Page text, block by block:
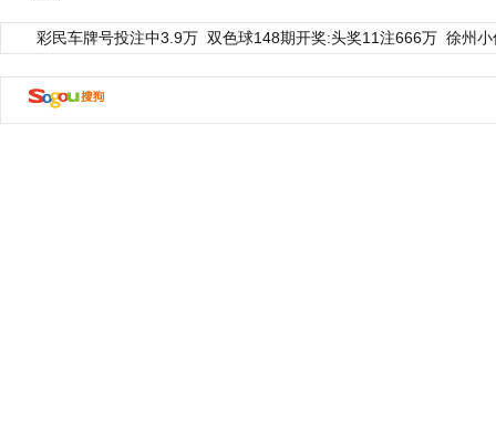
彩民车牌号投注中3.9万 双色球148期开奖:头奖11注666万 徐州